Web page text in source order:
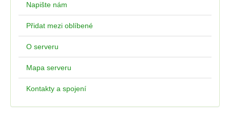
Napište nám
Přidat mezi oblíbené
O serveru
Mapa serveru
Kontakty a spojení